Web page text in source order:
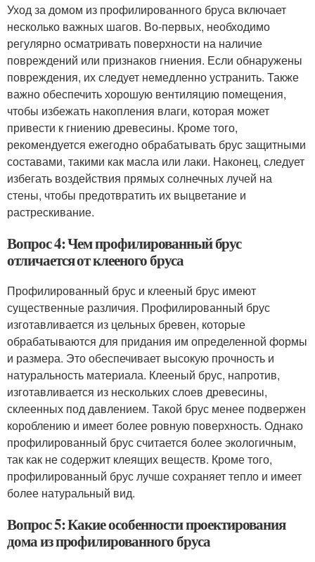
Уход за домом из профилированного бруса включает
несколько важных шагов. Во-первых, необходимо
регулярно осматривать поверхности на наличие
повреждений или признаков гниения. Если обнаружены
повреждения, их следует немедленно устранить. Также
важно обеспечить хорошую вентиляцию помещения,
чтобы избежать накопления влаги, которая может
привести к гниению древесины. Кроме того,
рекомендуется ежегодно обрабатывать брус защитными
составами, такими как масла или лаки. Наконец, следует
избегать воздействия прямых солнечных лучей на
стены, чтобы предотвратить их выцветание и
растрескивание.
Вопрос 4: Чем профилированный брус
отличается от клееного бруса
Профилированный брус и клееный брус имеют
существенные различия. Профилированный брус
изготавливается из цельных бревен, которые
обрабатываются для придания им определенной формы
и размера. Это обеспечивает высокую прочность и
натуральность материала. Клееный брус, напротив,
изготавливается из нескольких слоев древесины,
склеенных под давлением. Такой брус менее подвержен
короблению и имеет более ровную поверхность. Однако
профилированный брус считается более экологичным,
так как не содержит клеящих веществ. Кроме того,
профилированный брус лучше сохраняет тепло и имеет
более натуральный вид.
Вопрос 5: Какие особенности проектирования
дома из профилированного бруса